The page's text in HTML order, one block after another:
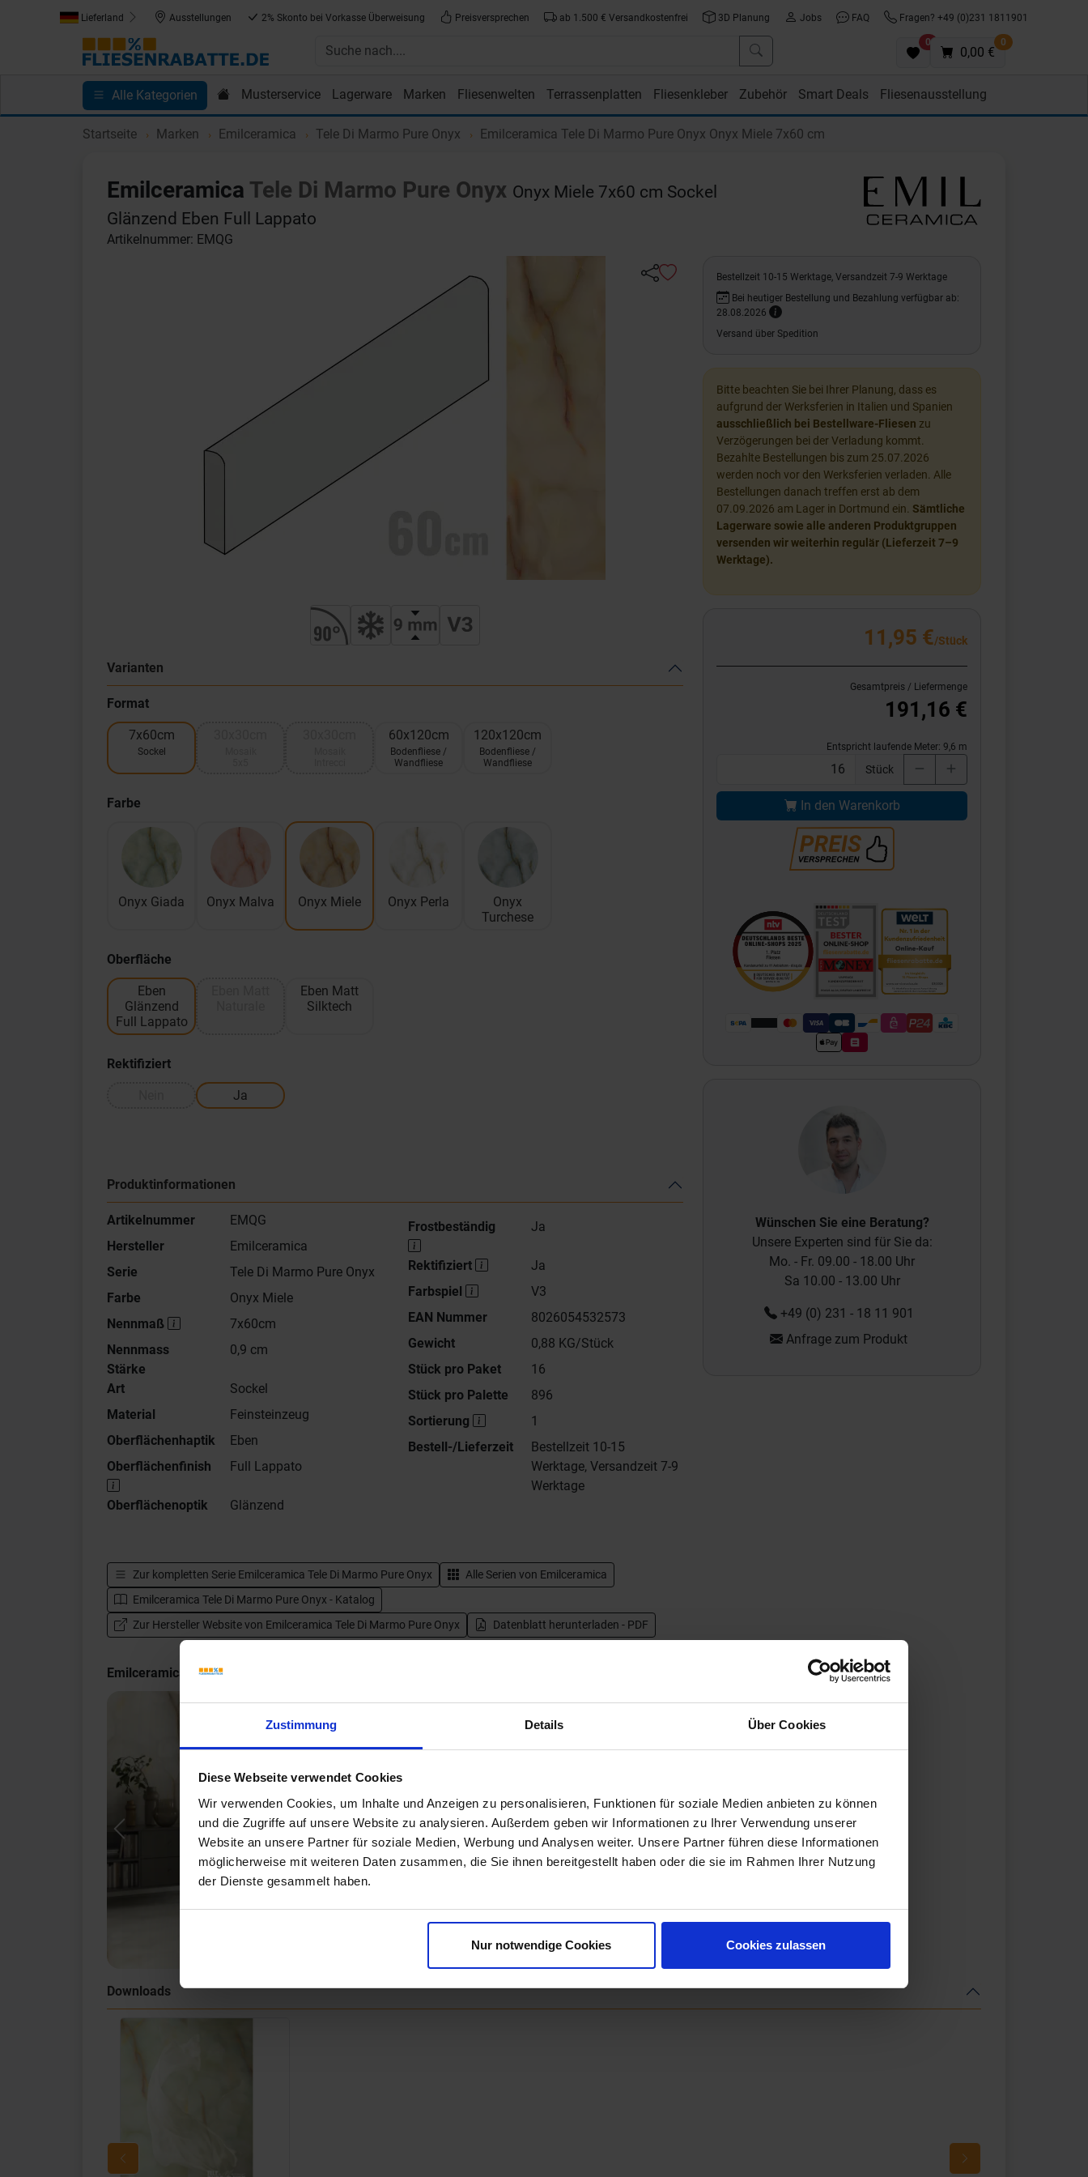
Zustimmung Details Über Cookies
Diese Webseite verwendet Cookies
Wir verwenden Cookies, um Inhalte und Anzeigen zu personalisieren, Funktionen für soziale Medien anbieten zu können
und die Zugriffe auf unsere Website zu analysieren. Außerdem geben wir Informationen zu Ihrer Verwendung unserer
Website an unsere Partner für soziale Medien, Werbung und Analysen weiter. Unsere Partner führen diese Informationen
möglicherweise mit weiteren Daten zusammen, die Sie ihnen bereitgestellt haben oder die sie im Rahmen Ihrer Nutzung
der Dienste gesammelt haben.
Nur notwendige Cookies Cookies zulassen
Lieferland Ausstellungen 2% Skonto bei Vorkasse Überweisung Preisversprechen ab 1.500 € Versandkostenfrei 3D Planung Jobs FAQ Fragen? +49 (0)231 1811901
0 0
0,00 €
Alle Kategorien Musterservice Lagerware Marken Fliesenwelten Terrassenplatten Fliesenkleber Zubehör Smart Deals Fliesenausstellung
Kundenprojekte Blog Einkaufen bei Fliesenrabatte.de
Startseite Marken Emilceramica Tele Di Marmo Pure Onyx Emilceramica Tele Di Marmo Pure Onyx Onyx Miele 7x60 cm
Emilceramica Tele Di Marmo Pure Onyx Onyx Miele 7x60 cm Sockel
Glänzend Eben Full Lappato
Artikelnummer: EMQG
Varianten
Format
7x60cm
Sockel
60x120cm
Bodenfliese /
Wandfliese
120x120cm
Bodenfliese /
Wandfliese
Farbe
Onyx Giada Onyx Malva Onyx Miele Onyx Perla
Onyx
Turchese
Oberfläche
Eben
Glänzend
Full Lappato
Eben Matt
Silktech
Rektifiziert
Ja
Produktinformationen
Artikelnummer
EMQG
Hersteller
Emilceramica
Serie
Tele Di Marmo Pure Onyx
Farbe
Onyx Miele
Nennmaß
7x60cm
Nennmass
Stärke
0,9 cm
Art
Sockel
Material
Feinsteinzeug
Oberflächenhaptik
Eben
Oberflächenfinish
Full Lappato
Oberflächenoptik Glänzend
Frostbeständig Ja
Rektifiziert
Ja
Farbspiel
V3
EAN Nummer
8026054532573
Gewicht
0,88 KG/Stück
Stück pro Paket
16
Stück pro Palette
896
Sortierung
1
Bestell-/Lieferzeit
Bestellzeit 10-15
Werktage, Versandzeit 7-9
Werktage
Zur kompletten Serie Emilceramica Tele Di Marmo Pure Onyx Alle Serien von Emilceramica
Emilceramica Tele Di Marmo Pure Onyx - Katalog
Zur Hersteller Website von Emilceramica Tele Di Marmo Pure Onyx
Datenblatt herunterladen - PDF
Bestellzeit 10-15 Werktage, Versandzeit 7-9 Werktage
Bei heutiger Bestellung und Bezahlung verfügbar ab:
28.08.2026
Versand über Spedition
Bitte beachten Sie bei Ihrer Planung, dass es
aufgrund der Werksferien in Italien und Spanien
ausschließlich bei Bestellware-Fliesen zu
Verzögerungen bei der Verladung kommt.
Bezahlte Bestellungen bis zum 25.07.2026
werden noch vor den Werksferien verladen. Alle
Bestellungen danach treffen erst ab dem
07.09.2026 am Lager in Dortmund ein. Sämtliche
Lagerware sowie alle anderen Produktgruppen
versenden wir weiterhin regulär (Lieferzeit 7–9
Werktage).
11,95 €/Stück
Gesamtpreis / Liefermenge
191,16 €
Entspricht laufende Meter: 9,6 m
Stück
In den Warenkorb
Wünschen Sie eine Beratung?
Unsere Experten sind für Sie da:
Mo. - Fr. 09.00 - 18.00 Uhr
Sa 10.00 - 13.00 Uhr
+49 (0) 231 - 18 11 901
Anfrage zum Produkt
Emilceramica Tele Di Marmo Pure Onyx Impressionen
Previous Next
Downloads